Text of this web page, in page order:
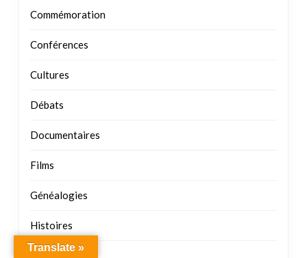
Commémoration
Conférences
Cultures
Débats
Documentaires
Films
Généalogies
Histoires
Translate »